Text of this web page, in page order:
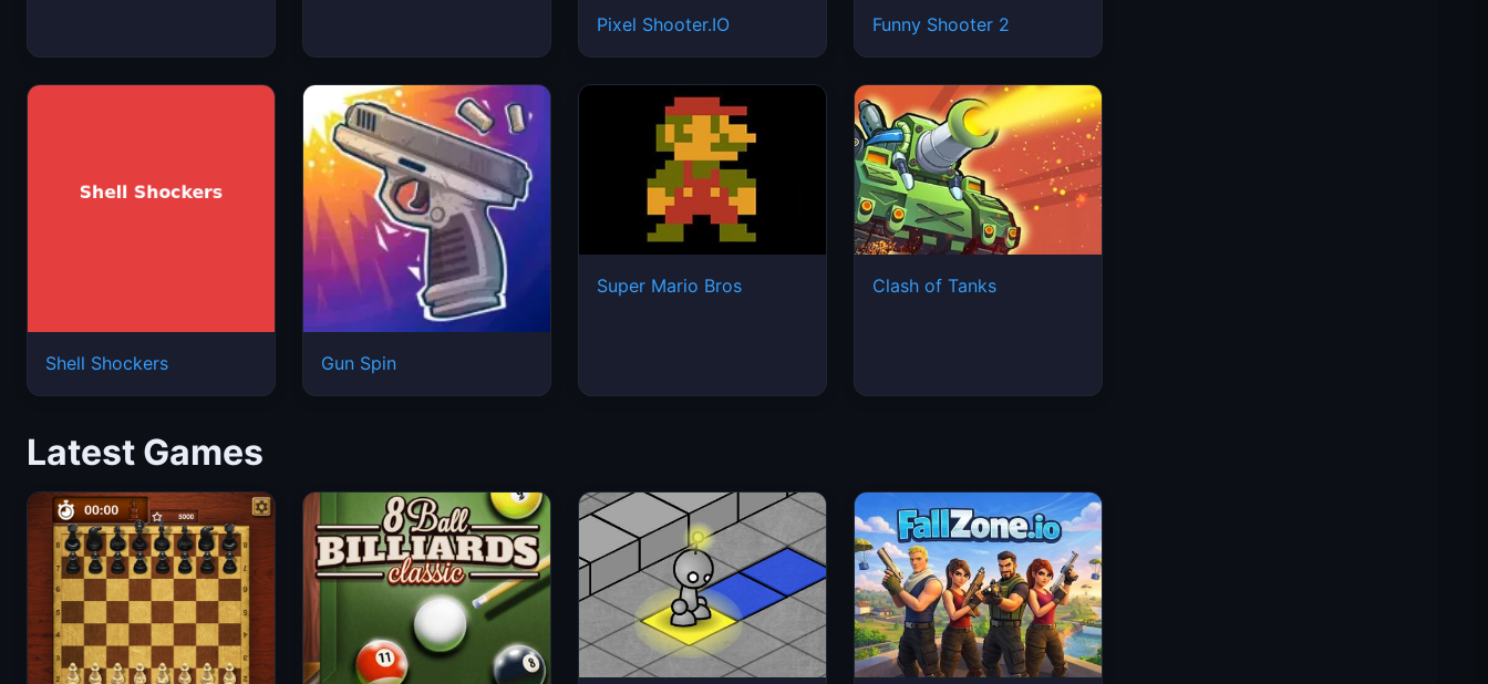
Pixel Shooter.IO Funny Shooter 2
Shell Shockers Gun Spin
Super Mario Bros Clash of Tanks
Latest Games